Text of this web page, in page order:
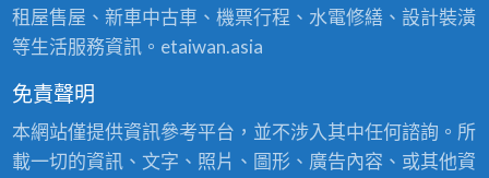
租屋售屋、新車中古車、機票行程、水電修繕、設計裝潢
等生活服務資訊。etaiwan.asia
免責聲明
本網站僅提供資訊參考平台，並不涉入其中任何諮詢。所
載一切的資訊、文字、照片、圖形、廣告內容、或其他資